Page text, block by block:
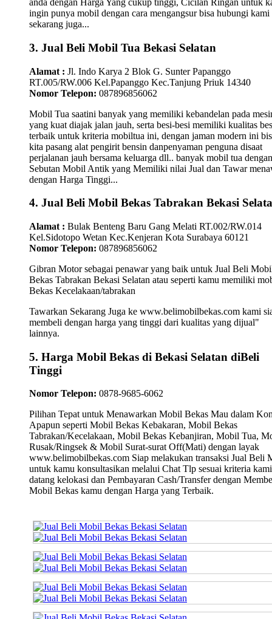
anda dengan Harga Yang cukup tinggi, Cicilan Ringan untuk
ingin punya mobil dengan cara mengangsur bisa hubungi kami
sekarang juga...
3. Jual Beli Mobil Tua Bekasi Selatan
Alamat : Jl. Indo Karya 2 Blok G. Sunter Papanggo
RT.005/RW.006 Kel.Papanggo Kec.Tanjung Priuk 14340
Nomor Telepon: 087896856062
Mobil Tua saatini banyak yang memiliki kebandelan pada
yang kuat diajak jalan jauh, serta besi-besi memiliki kualitas
terbaik untuk kriteria mobiltua ini, dengan jaman modern ini
kita pasang alat pengirit bensin danpenyaman penguna disaat
perjalanan jauh bersama keluarga dll.. banyak mobil tua dengan
Sebutan Mobil Antik yang Memiliki nilai Jual dan Tawar
dengan Harga Tinggi...
4. Jual Beli Mobil Bekas Tabrakan Bekasi
Alamat : Bulak Benteng Baru Gang Melati RT.002/RW.014
Kel.Sidotopo Wetan Kec.Kenjeran Kota Surabaya 60121
Nomor Telepon: 087896856062
Gibran Motor sebagai penawar yang baik untuk Jual Beli
Bekas Tabrakan Bekasi Selatan atau seperti kamu memiliki
Bekas Kecelakaan/tabrakan
Tawarkan Sekarang Juga ke www.belimobilbekas.com kami
membeli dengan harga yang tinggi dari kualitas yang dijual"
lainnya.
5. Harga Mobil Bekas di Bekasi Selatan diBeli
Tinggi
Nomor Telepon: 0878-9685-6062
Pilihan Tepat untuk Menawarkan Mobil Bekas Mau dalam
Apapun seperti Mobil Bekas Kebakaran, Mobil Bekas
Tabrakan/Kecelakaan, Mobil Bekas Kebanjiran, Mobil Tua,
Rusak/Ringsek & Mobil Surat-surat Off(Mati) dengan layak
www.belimobilbekas.com Siap melakukan transaksi Jual Beli
untuk kamu konsultasikan melalui Chat Tlp sesuai kriteria
datang kelokasi dan Pembayaran Cash/Transfer dengan
Mobil Bekas kamu dengan Harga yang Terbaik.